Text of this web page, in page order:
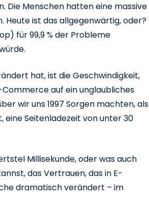
Die Menschen hatten eine massive
Heute ist das allgegenwärtig, oder?
für 99,9 % der Probleme
hat, ist die Geschwindigkeit,
Commerce auf ein unglaubliches
wir uns 1997 Sorgen machten, als
Seitenladezeit von unter 30
Millisekunde, oder was auch
das Vertrauen, das in E-
dramatisch verändert – im